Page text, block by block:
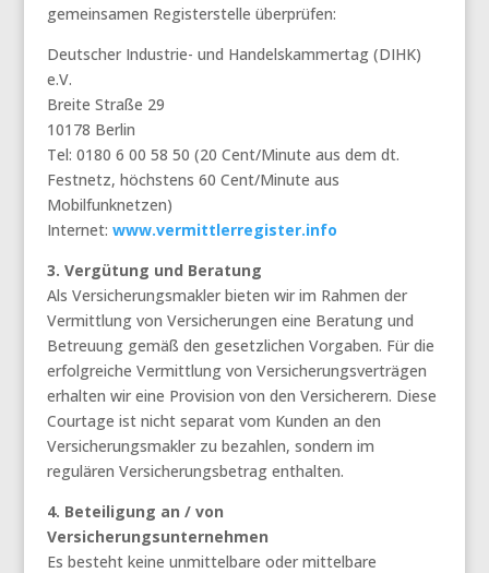
gemeinsamen Registerstelle überprüfen:
Deutscher Industrie- und Handels­kammertag (DIHK)
e.V.
Breite Straße 29
10178 Berlin
Tel: 0180 6 00 58 50 (20 Cent/Minute aus dem dt.
Festnetz, höchstens 60 Cent/Minute aus
Mobilfunknetzen)
Internet: www.vermittlerregister.info
3. Vergütung und Beratung
Als Versicherungsmakler bieten wir im Rahmen der
Vermittlung von Versicherungen eine Beratung und
Betreuung gemäß den gesetzlichen Vorgaben. Für die
erfolgreiche Vermittlung von Versicherungsverträgen
erhalten wir eine Provision von den Versicherern. Diese
Courtage ist nicht separat vom Kunden an den
Versicherungsmakler zu bezahlen, sondern im
regulären Versicherungsbetrag enthalten.
4. Beteiligung an / von
Versicherungsunternehmen
Es besteht keine unmittelbare oder mittelbare